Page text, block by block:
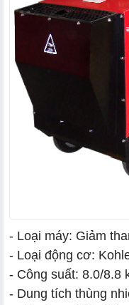
- Loại máy: Giảm
- Loại động cơ:
- Công suất: 8.0/8.8
- Dung tích thùng